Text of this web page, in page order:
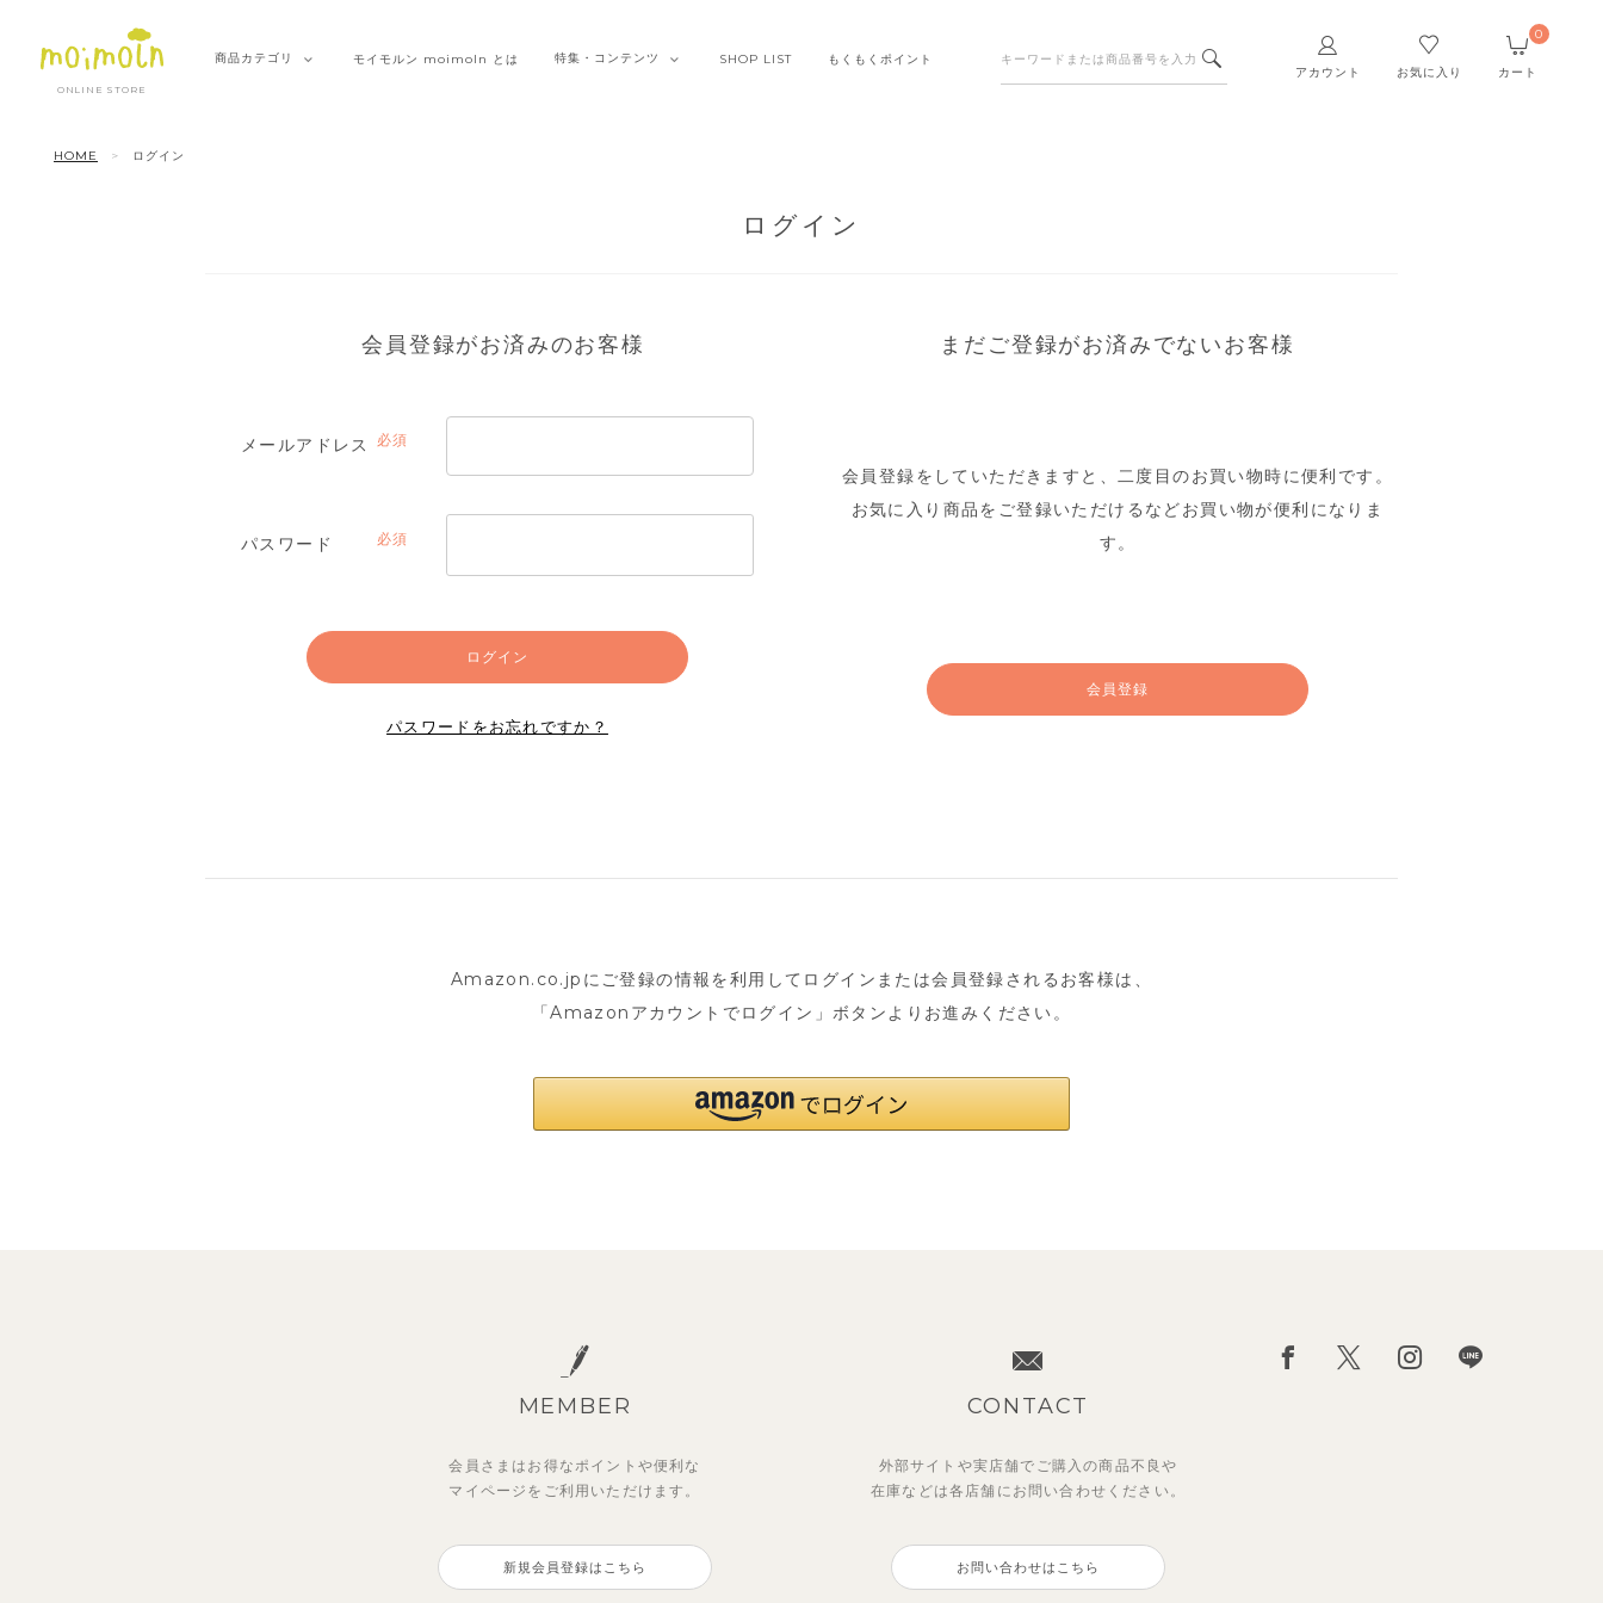
ONLINE STORE
アカウント お気に入り カート
0
商品カテゴリ モイモルン moimoln とは 特集・ コンテンツ SHOP LIST もくもくポイント
HOME ログイン
ログイン
会員登録がお済みのお客様
メールアドレス
パスワード
ログイン
パスワードをお忘れですか？
まだご登録がお済みでないお客様
会員登録をしていただきますと、二度目のお買い物時に便利です。
お気に入り商品をご登録いただけるなどお買い物が便利になりま
す。
会員登録
Amazon.co.jpにご登録の情報を利用してログインまたは会員登録されるお客様は、
「Amazonアカウントでログイン」ボタンよりお進みください。
MEMBER
会員さまはお得なポイントや便利な
マイページを ご利用いただけます。
新規会員登録はこちら
CONTACT
外部サイトや実店舗でご購入の商品不良や
在庫などは各店舗に お問い合わせください。
お問い合わせはこちら